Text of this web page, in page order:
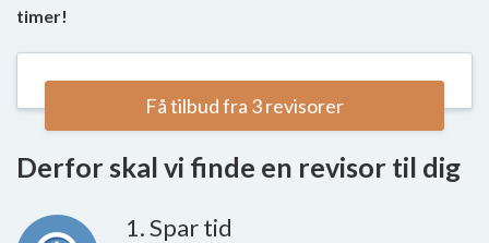
timer!
Få tilbud fra 3 revisorer
Derfor skal vi finde en revisor til dig
1. Spar tid